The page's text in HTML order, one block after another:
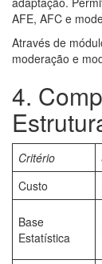
AFE, AFC e
Através de
moderação e
4.
Critério
Custo
Base
Estatística